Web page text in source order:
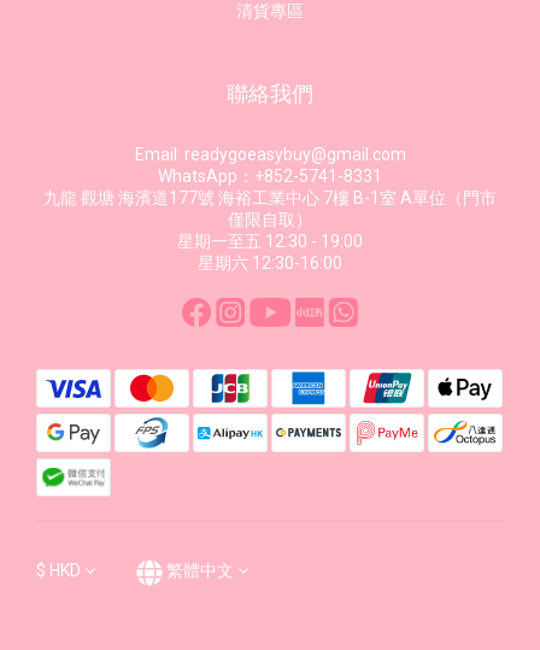
清貨專區
聯絡我們
Email: readygoeasybuy@gmail.com
WhatsApp：+852-5741-8331
九龍 觀塘 海濱道177號 海裕工業中心 7樓 B-1室 A單位（門市
僅限自取）
星期一至五 12:30 - 19:00
星期六 12:30-16:00
$ HKD 繁體中文